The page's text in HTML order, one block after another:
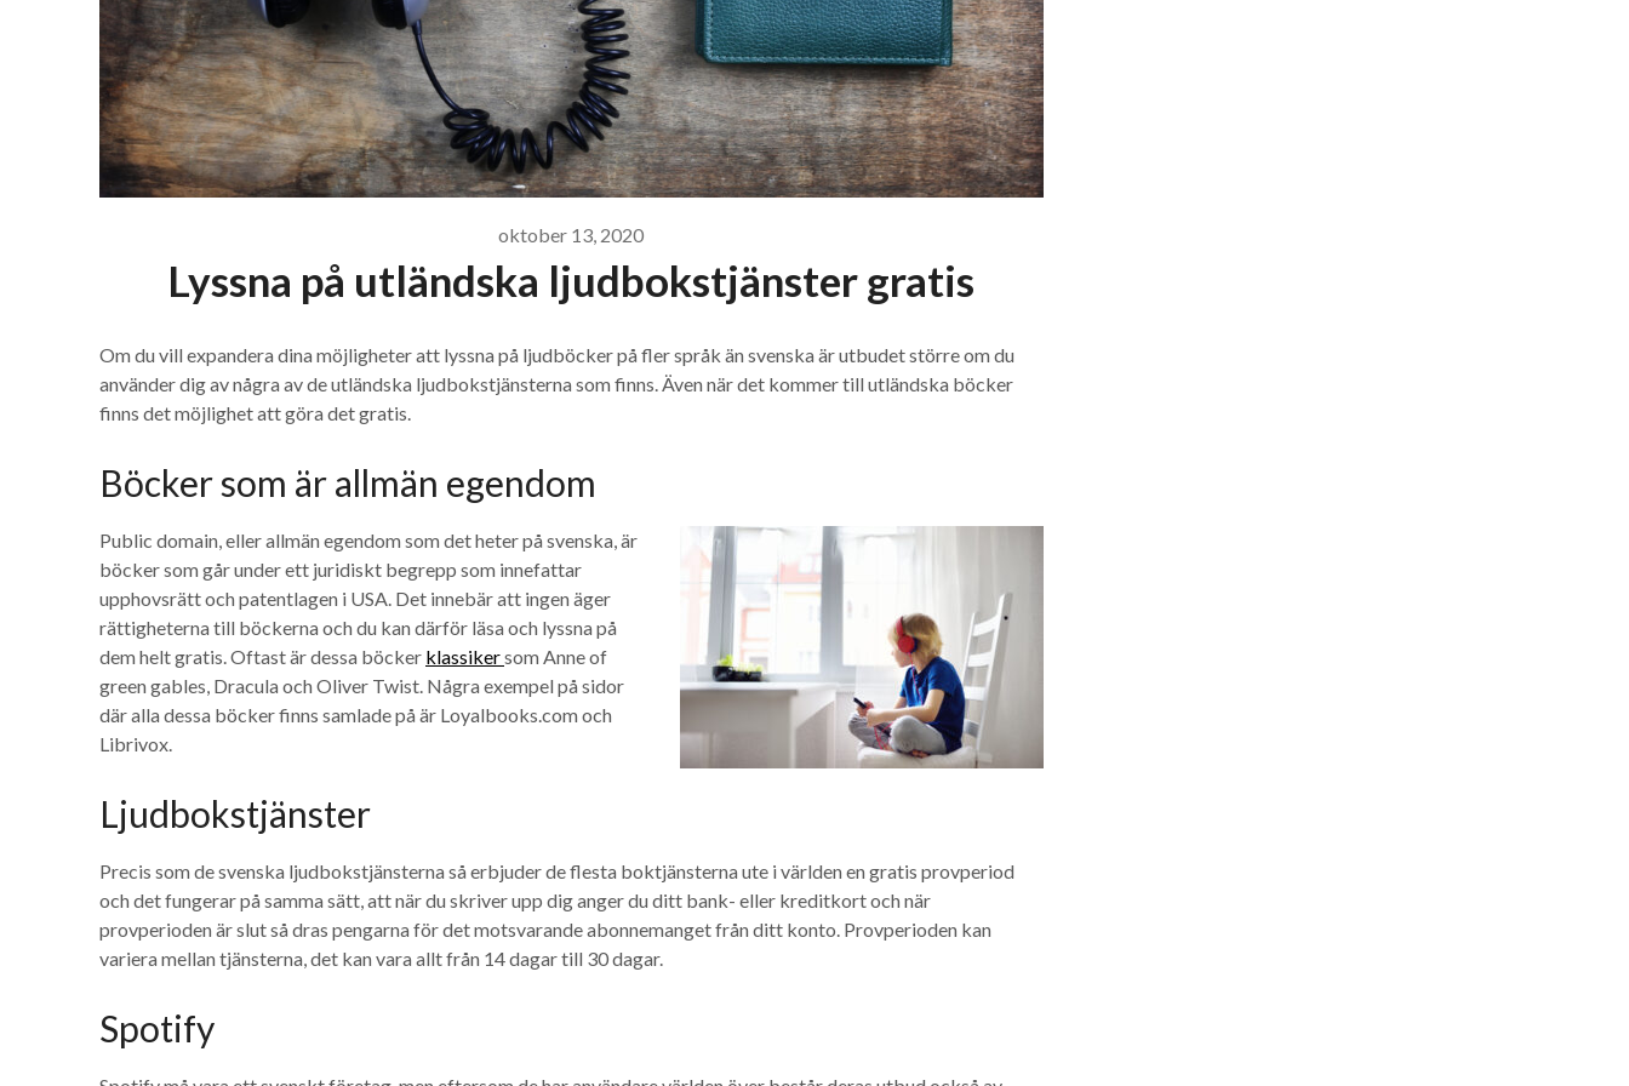
oktober 13, 2020
Lyssna på utländska ljudbokstjänster gratis
Om du vill expandera dina möjligheter att lyssna på ljudböcker på fler språk än svenska är utbudet större om du
använder dig av några av de utländska ljudbokstjänsterna som finns. Även när det kommer till utländska böcker
finns det möjlighet att göra det gratis.
Böcker som är allmän egendom
Public domain, eller allmän egendom som det heter på svenska, är
böcker som går under ett juridiskt begrepp som innefattar
upphovsrätt och patentlagen i USA. Det innebär att ingen äger
rättigheterna till böckerna och du kan därför läsa och lyssna på
dem helt gratis. Oftast är dessa böcker klassikersom Anne of
green gables, Dracula och Oliver Twist. Några exempel på sidor
där alla dessa böcker finns samlade på är Loyalbooks.com och
Librivox.
Ljudbokstjänster
Precis som de svenska ljudbokstjänsterna så erbjuder de flesta boktjänsterna ute i världen en gratis provperiod
och det fungerar på samma sätt, att när du skriver upp dig anger du ditt bank- eller kreditkort och när
provperioden är slut så dras pengarna för det motsvarande abonnemanget från ditt konto. Provperioden kan
variera mellan tjänsterna, det kan vara allt från 14 dagar till 30 dagar.
Spotify